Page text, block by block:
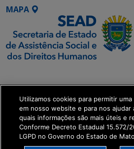
MAPA
Executiva de
Transformação Digital
get_footer();
Utilizamos cookies para permitir
em nosso website e para nos ajudar
quais informações são mais úteis e
Conforme Decreto Estadual 15.572/
LGPD no Governo do Estado de